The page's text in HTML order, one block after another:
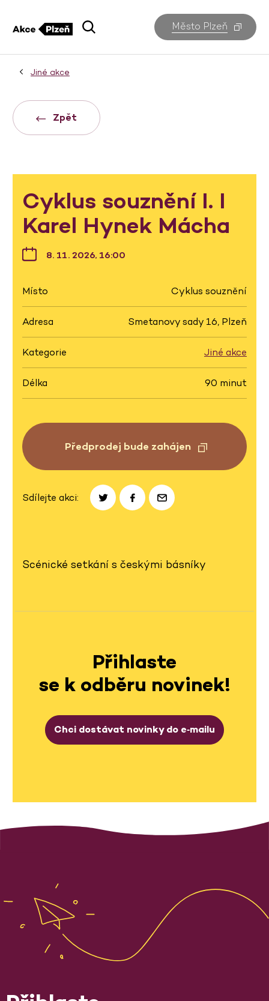
Město Plzeň
Jiné akce
Zpět
Cyklus souznění I. I
Karel Hynek Mácha
8. 11. 2026, 16:00
Místo Cyklus souznění
Adresa Smetanovy sady 16, Plzeň
Kategorie Jiné akce
Délka 90 minut
Předprodej bude zahájen
Sdílejte akci:
Scénické setkání s českými básníky
Přihlaste
se k odběru novinek!
Chci dostávat novinky do e‑mailu